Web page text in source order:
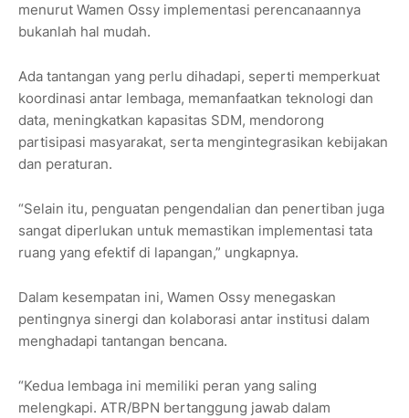
menurut Wamen Ossy implementasi perencanaannya
bukanlah hal mudah.
Ada tantangan yang perlu dihadapi, seperti memperkuat
koordinasi antar lembaga, memanfaatkan teknologi dan
data, meningkatkan kapasitas SDM, mendorong
partisipasi masyarakat, serta mengintegrasikan kebijakan
dan peraturan.
“Selain itu, penguatan pengendalian dan penertiban juga
sangat diperlukan untuk memastikan implementasi tata
ruang yang efektif di lapangan,” ungkapnya.
Dalam kesempatan ini, Wamen Ossy menegaskan
pentingnya sinergi dan kolaborasi antar institusi dalam
menghadapi tantangan bencana.
“Kedua lembaga ini memiliki peran yang saling
melengkapi. ATR/BPN bertanggung jawab dalam